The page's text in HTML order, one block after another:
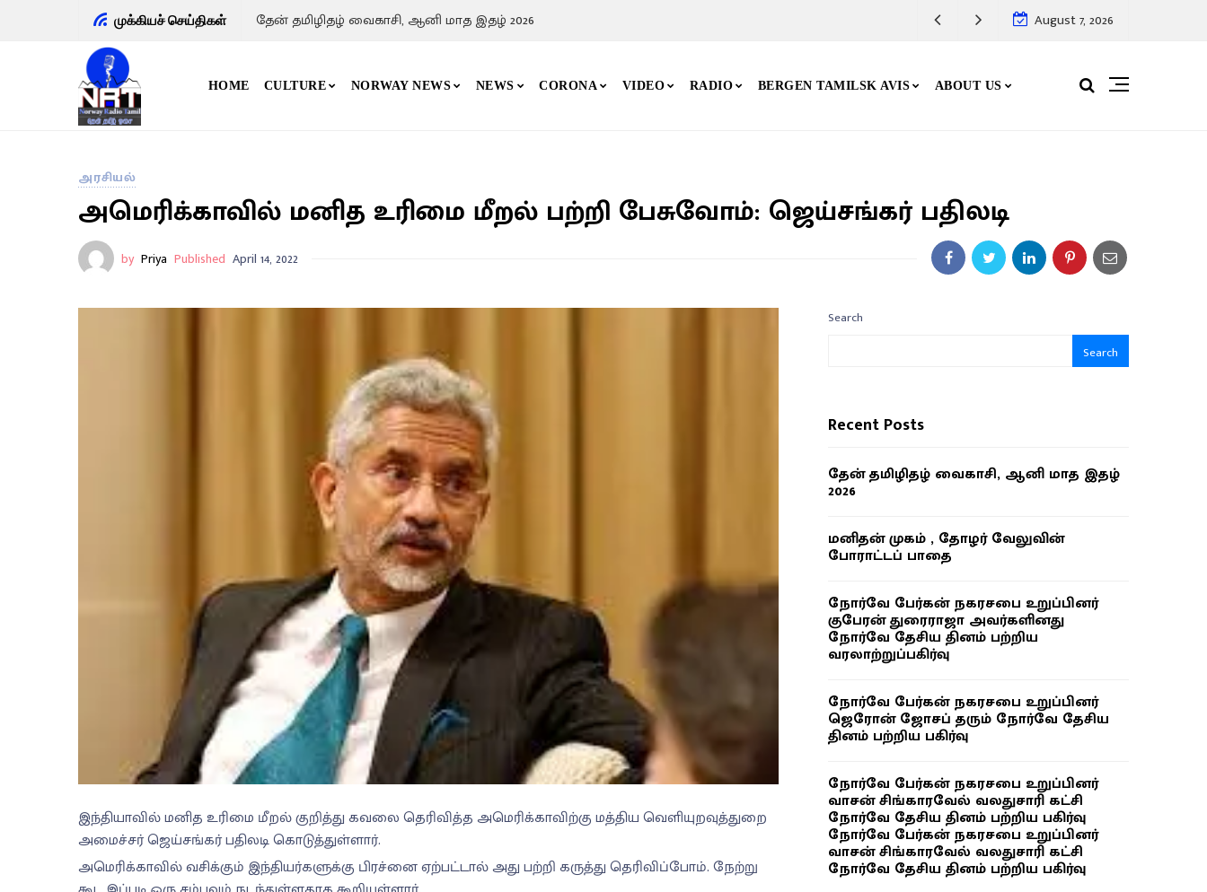
முக்கியச் செய்திகள் தேன் தமிழிதழ் வைகாசி, ஆனி மாத இதழ் 2026 August 7, 2026
HOME CULTURE NORWAY NEWS NEWS CORONA VIDEO RADIO BERGEN TAMILSK AVIS ABOUT US
அரசியல்
அமெரிக்காவில் மனித உரிமை மீறல் பற்றி பேசுவோம்: ஜெய்சங்கர் பதிலடி
by Priya Published April 14, 2022
இந்தியாவில் மனித உரிமை மீறல் குறித்து கவலை தெரிவித்த அமெரிக்காவிற்கு மத்திய வெளியுறவுத்துறை
அமைச்சர் ஜெய்சங்கர் பதிலடி கொடுத்துள்ளார்.
அமெரிக்காவில் வசிக்கும் இந்தியர்களுக்கு பிரச்னை ஏற்பட்டால் அது பற்றி கருத்து தெரிவிப்போம். நேற்று
Search
Search
Recent Posts
தேன் தமிழிதழ் வைகாசி, ஆனி மாத இதழ்
2026
மனிதன் முகம் , தோழர் வேலுவின்
போராட்டப் பாதை
நோர்வே பேர்கன் நகரசபை உறுப்பினர்
குபேரன் துரைராஜா அவர்களினது
நோர்வே தேசிய தினம் பற்றிய
வரலாற்றுப்பகிர்வு
நோர்வே பேர்கன் நகரசபை உறுப்பினர்
ஜெரோன் ஜோசப் தரும் நோர்வே தேசிய
தினம் பற்றிய பகிர்வு
நோர்வே பேர்கன் நகரசபை உறுப்பினர்
வாசன் சிங்காரவேல் வலதுசாரி கட்சி
நோர்வே தேசிய தினம் பற்றிய பகிர்வு
நோர்வே பேர்கன் நகரசபை உறுப்பினர்
வாசன் சிங்காரவேல் வலதுசாரி கட்சி
நோர்வே தேசிய தினம் பற்றிய பகிர்வு